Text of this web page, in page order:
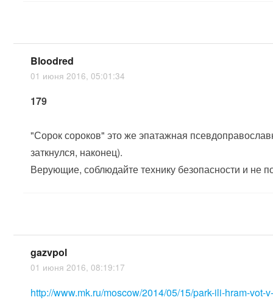
Bloodred
01 июня 2016, 05:01:34
179
"Сорок сороков" это же эпатажная
заткнулся, наконец).
Верующие, соблюдайте технику безопасности и не
gazvpol
01 июня 2016, 08:19:17
http://www.mk.ru/moscow/2014/05/15/park-ili-hram-vot-